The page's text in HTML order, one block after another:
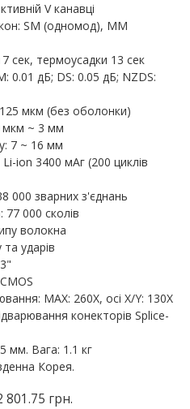
V канавці
SM (одномод), MM
сек, термоусадки 13 сек
0.01 дБ; DS: 0.05 дБ; NZDS:
мкм (без оболонки)
мкм ~ 3 мм
7 ~ 16 мм
ion 3400 мАг (200 циклів
000 зварних з'єднань
000 сколів
волокна
ударів
MAX: 260X, осі X/Y: 130X
конекторів Splice-
мм. Вага: 1.1 кг
Корея.
801.75 грн.